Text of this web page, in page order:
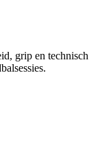
grip en technisch